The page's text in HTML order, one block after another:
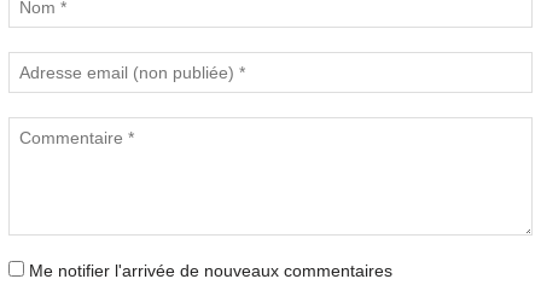
Me notifier l'arrivée de nouveaux commentaires